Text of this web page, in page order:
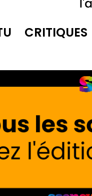
CRITIQUES